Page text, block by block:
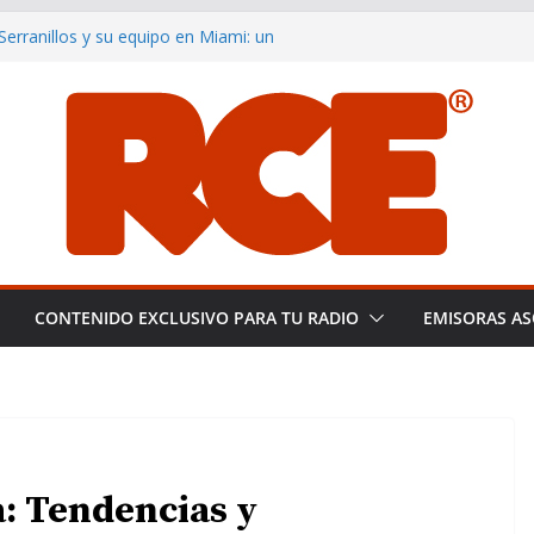
y su equipo en Miami: un
the Global Smooth Jazz
de España: Libertad y
y consolidándose como
smooth jazz en español.
CONTENIDO EXCLUSIVO PARA TU RADIO EMISORAS
Tendencias y